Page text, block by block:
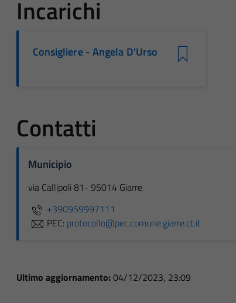
Incarichi
Consigliere - Angela D'Urso
Contatti
Municipio
via Callipoli 81- 95014 Giarre
+390959997111
PEC: protocollo@pec.comune.giarre.ct.it
Ultimo aggiornamento: 04/12/2023, 23:09